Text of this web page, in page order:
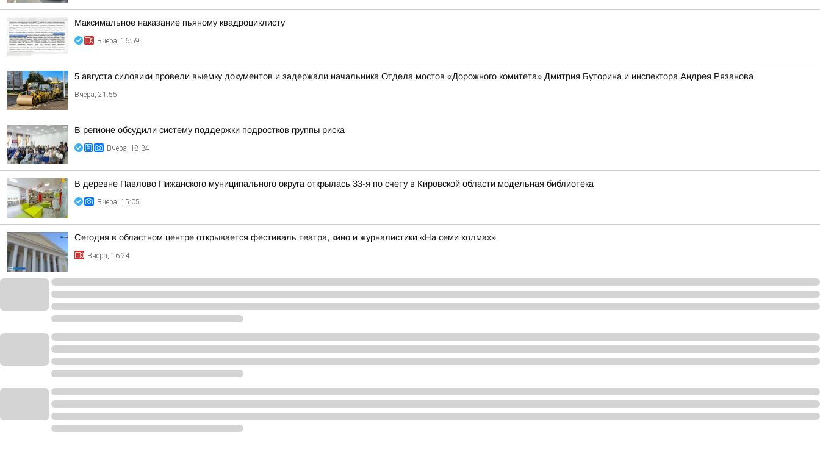
Максимальное наказание пьяному квадроциклисту
Вчера, 16:59
5 августа силовики провели выемку документов и задержали начальника Отдела мостов «Дорожного комитета» Дмитрия Буторина и инспектора Андрея Рязанова
Вчера, 21:55
В регионе обсудили систему поддержки подростков группы риска
Вчера, 18:34
В деревне Павлово Пижанского муниципального округа открылась 33-я по счету в Кировской области модельная библиотека
Вчера, 15:05
Сегодня в областном центре открывается фестиваль театра, кино и журналистики «На семи холмах»
Вчера, 16:24